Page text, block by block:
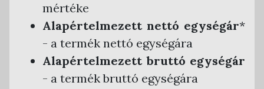
Új papír alapú számla létrehozása
Sztornó (érvénytelenítő) számla létrehozása
Számla létrehozása egy már létező alapján
Devizás számla kiállítása
Egyéb számlafajták kiállítása
Számlaletöltés
Kiállított számlák listája
Számla faktoring
Követeléskezelés
mértéke
Alapértelmezett nettó egységár*
- a termék nettó egységára
Alapértelmezett bruttó egységár
- a termék bruttó egységára